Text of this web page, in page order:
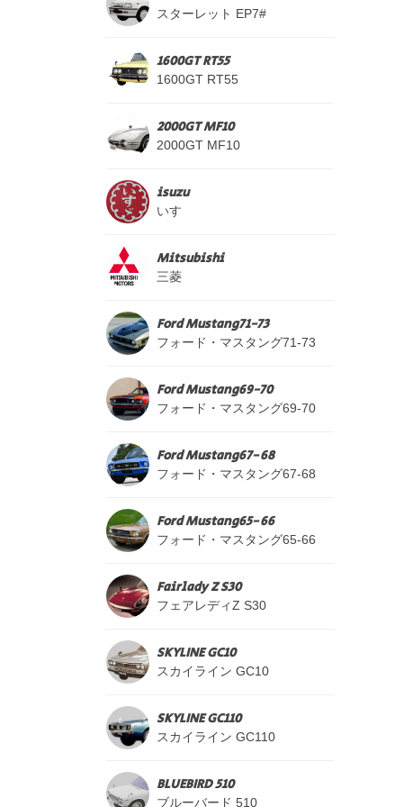
スターレット EP7#
1600GT RT55
1600GT RT55
2000GT MF10
2000GT MF10
isuzu
いすゞ
Mitsubishi
三菱
Ford Mustang71-73
フォード・マスタング71-73
Ford Mustang69-70
フォード・マスタング69-70
Ford Mustang67-68
フォード・マスタング67-68
Ford Mustang65-66
フォード・マスタング65-66
Fairlady Z S30
フェアレディZ S30
SKYLINE GC10
スカイライン GC10
SKYLINE GC110
スカイライン GC110
BLUEBIRD 510
ブルーバード 510